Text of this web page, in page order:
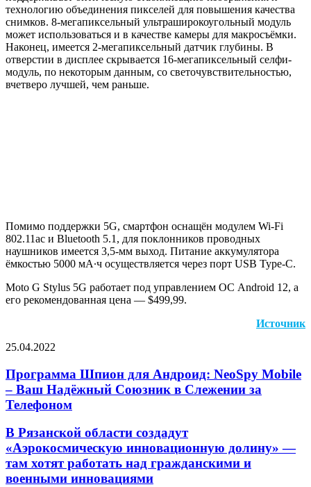
технологию объединения пикселей для повышения качества
снимков. 8-мегапиксельный ультраширокоугольный модуль
может использоваться и в качестве камеры для макросъёмки.
Наконец, имеется 2-мегапиксельный датчик глубины. В
отверстии в дисплее скрывается 16-мегапиксельный селфи-
модуль, по некоторым данным, со светочувствительностью,
вчетверо лучшей, чем раньше.
Помимо поддержки 5G, смартфон оснащён модулем Wi-Fi
802.11ac и Bluetooth 5.1, для поклонников проводных
наушников имеется 3,5-мм выход. Питание аккумулятора
ёмкостью 5000 мА∙ч осуществляется через порт USB Type-C.
Moto G Stylus 5G работает под управлением ОС Android 12, а
его рекомендованная цена — $499,99.
Источник
25.04.2022
через
электронную
почту
Программа Шпион для Андроид: NeoSpy Mobile
– Ваш Надёжный Союзник в Слежении за
Телефоном
В Рязанской области создадут
«Аэрокосмическую инновационную долину» —
там хотят работать над гражданскими и
военными инновациями